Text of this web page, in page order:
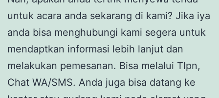
untuk acara anda sekarang di kami? Jika iya
anda bisa menghubungi kami segera untuk
mendaptkan informasi lebih lanjut dan
melakukan pemesanan. Bisa melalui Tlpn,
Chat WA/SMS. Anda juga bisa datang ke